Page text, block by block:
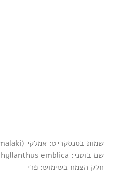
שמות בסנסקריט: אמלקי (Amalaki), דהטרי (Dhatri)
שם בוטני: embelica officinals / Phyllanthus emblica
חלק הצמח בשימוש: פרי